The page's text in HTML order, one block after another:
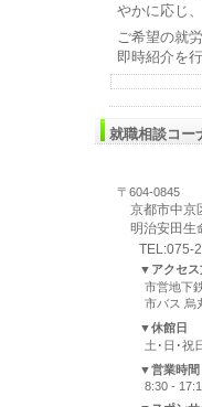
やかに応じ
ご希望の就
即時紹介を
就職相談コー
〒604-0845
京都市中京
明治安田生
TEL:075-
▼アクセス
市営地下
市バス 烏
▼休館日
土･日･祝
▼営業時間
8:30 -